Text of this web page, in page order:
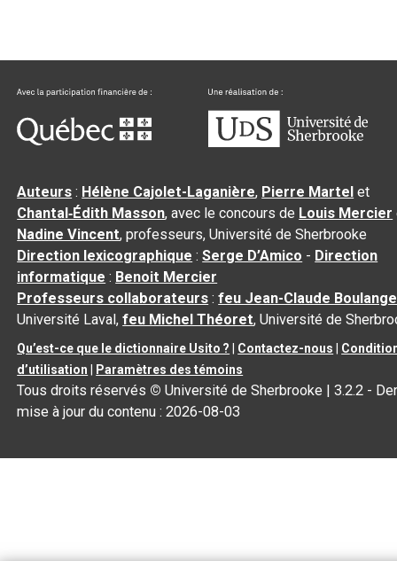
Auteurs : Hélène Cajolet-Laganière, Pierre Martel et
Chantal‑Édith Masson, avec le concours de Louis Mercier
Nadine Vincent, professeurs, Université de Sherbrooke
Direction lexicographique :Serge D’Amico - Direction
informatique : Benoit Mercier
Professeurs collaborateurs :feu Jean-Claude
Université Laval,feu Michel Théoret, Université de
Qu’est-ce que le dictionnaire Usito ? Contactez-nous
d’utilisation
Paramètres des témoins
Tous droits réservés © Université de Sherbrooke |3.2.2 -
mise à jour du contenu :2026-08-03